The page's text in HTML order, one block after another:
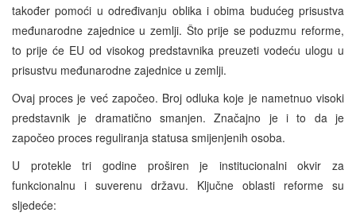
također pomoći u određivanju oblika i obima budućeg prisustva
međunarodne zajednice u zemlji. Što prije se poduzmu reforme,
to prije će EU od visokog predstavnika preuzeti vodeću ulogu u
prisustvu međunarodne zajednice u zemlji.
Ovaj proces je već započeo. Broj odluka koje je nametnuo visoki
predstavnik je dramatično smanjen. Značajno je i to da je
započeo proces reguliranja statusa smijenjenih osoba.
U protekle tri godine proširen je institucionalni okvir za
funkcionalnu i suverenu državu. Ključne oblasti reforme su
sljedeće: